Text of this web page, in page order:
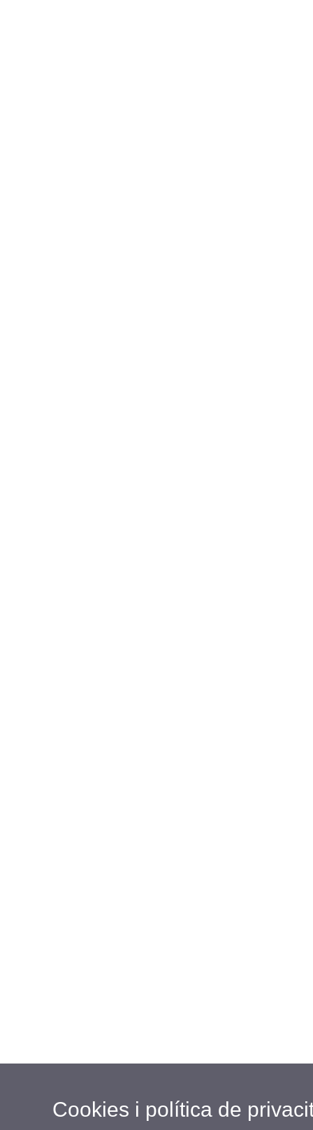
Cookies i política de